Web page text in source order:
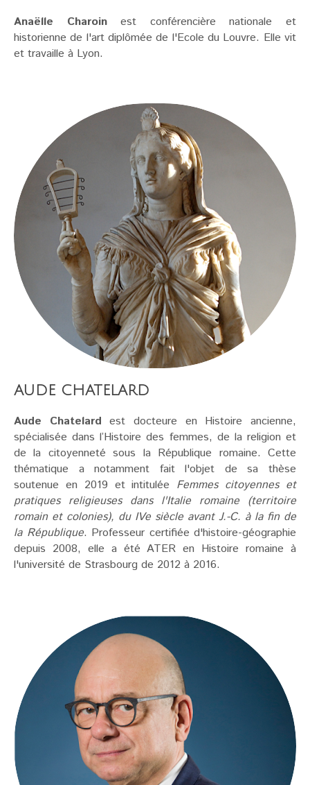
Anaëlle Charoinest conférencière nationale et
historienne de l'art diplômée de l'Ecole du Louvre. Elle vit
et travaille à Lyon.
AUDE CHATELARD
Aude Chatelard est docteure en Histoire ancienne,
spécialisée dans l’Histoire des femmes, de la religion et
de la citoyenneté sous la République romaine. Cette
thématique a notamment fait l'objet de sa thèse
soutenue en 2019 et intitulée Femmes citoyennes et
pratiques religieuses dans l'Italie romaine (territoire
romain et colonies), du IVe siècle avant J.-C. à la fin de
la République. Professeur certifiée d'histoire-géographie
depuis 2008, elle a été ATER en Histoire romaine à
l'université de Strasbourg de 2012 à 2016.